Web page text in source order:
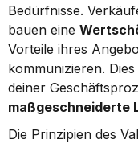
Bedürfnisse.
bauen eine
Vorteile ihres
kommunizieren.
maßgeschneiderte
Die Prinzipien des